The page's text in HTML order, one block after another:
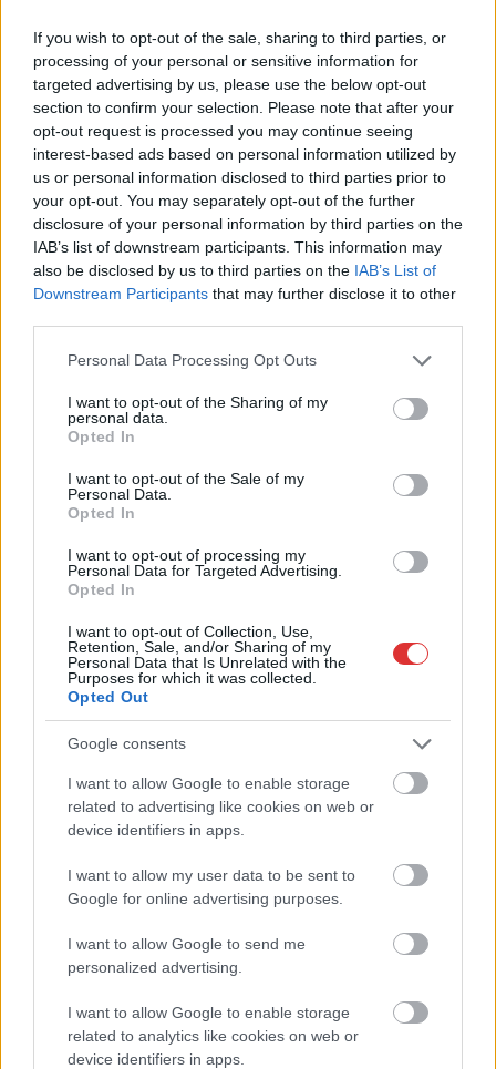
If you wish to opt-out of the sale, sharing to third parties, or
processing of your personal or sensitive information for
targeted advertising by us, please use the below opt-out
section to confirm your selection. Please note that after your
opt-out request is processed you may continue seeing
interest-based ads based on personal information utilized by
us or personal information disclosed to third parties prior to
your opt-out. You may separately opt-out of the further
disclosure of your personal information by third parties on the
IAB’s list of downstream participants. This information may
also be disclosed by us to third parties on the IAB’s List of
Downstream Participants that may further disclose it to other
Please note that this website/app uses one or more Google
not limited to your visit or usage behaviour. You may click to
grant or deny consent to Google and its third-party tags to
use your data for below specified purposes in below Google
consent section.
Personal Data Processing Opt Outs
I want to opt-out of the Sharing of my
personal data.
Opted In
I want to opt-out of the Sale of my
Personal Data.
Opted In
I want to opt-out of processing my
Personal Data for Targeted Advertising.
Opted In
I want to opt-out of Collection, Use,
Retention, Sale, and/or Sharing of my
Personal Data that Is Unrelated with the
Purposes for which it was collected.
Opted Out
Google consents
I want to allow Google to enable storage
related to advertising like cookies on web or
device identifiers in apps.
I want to allow my user data to be sent to
Google for online advertising purposes.
I want to allow Google to send me
personalized advertising.
I want to allow Google to enable storage
related to analytics like cookies on web or
device identifiers in apps.
nem csupán meghallgatják a lakosokat, hanem partnerként
kezelik őket. Györfi Mihály polgármester és dr. Füle István
alpolgármester ígéretet tettek arra, hogy a lakosság
észrevételei alapján a legsürgetőbb közbiztonsági problémák
– például a vasútállomás környékén randalírozó fiatalok és az
esti félelmet keltő helyzetek – kezelésére gyorsan lépéseket
tesznek, és a város a lakosok aktív jelzéseire azonnal reagál. A
fórum célja, hogy a vezetés konkrét visszajelzéseket kapjon,
és a gyakorlatban is érezhető változásokat indítson el a
közbiztonság javítása érdekében –
írja a Szol24.
Ha szeretne tájékozott és jól értesült lenni, de messzire
elkerülné a propagandát, iratkozzon fel hírlevelünkre
Amennyiben szívesen lenne a támogatónk,kattintson
és csatlakozzon adománygyűjtésünkhöz!
Szolnok független média, lapszemle, vidéki lapok
navigáció
miniszterelnök-jelölti vitáért
indított petíció
Jászberényben – néhány
napig kellemetlenségeket
tapasztalhatunk
Kapcsolódó cikkek